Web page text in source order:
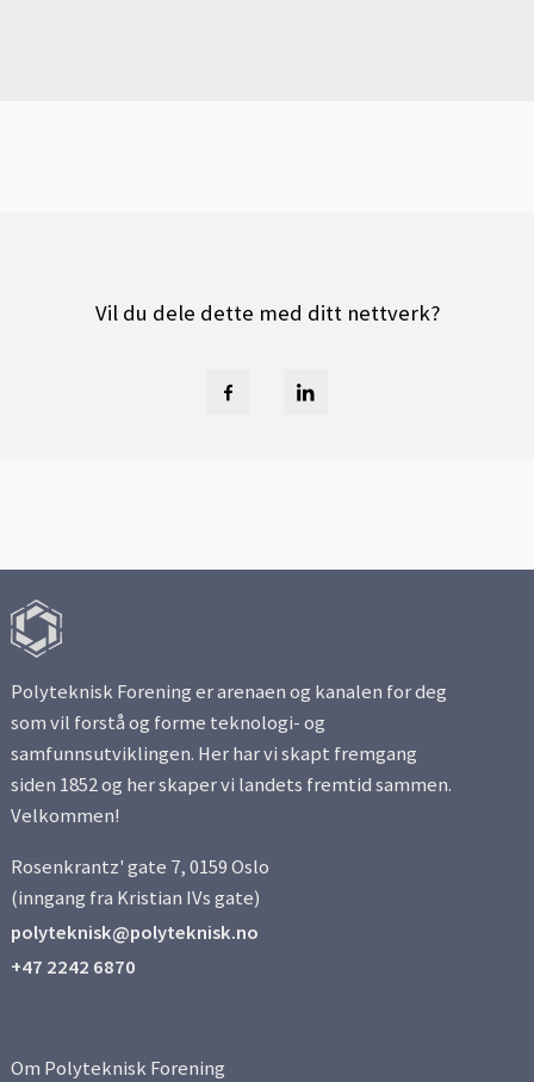
Vil du dele dette med ditt nettverk?
Polyteknisk Forening er arenaen og kanalen for deg
som vil forstå og forme teknologi- og
samfunnsutviklingen. Her har vi skapt fremgang
siden 1852 og her skaper vi landets fremtid sammen.
Velkommen!
Rosenkrantz' gate 7, 0159 Oslo
(inngang fra Kristian IVs gate)
polyteknisk@polyteknisk.no
+47 2242 6870
Om Polyteknisk Forening